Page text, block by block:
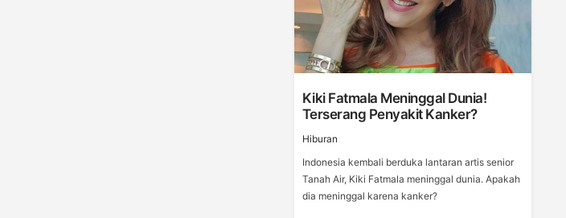
Kiki Fatmala Meninggal Dunia!
Terserang Penyakit Kanker?
Hiburan
Indonesia kembali berduka lantaran artis senior
Tanah Air, Kiki Fatmala meninggal dunia. Apakah
dia meninggal karena kanker?